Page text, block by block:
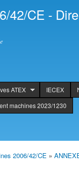
42/CE -
ATEX IECEX
machines 2023/1230
2006/42/CE »